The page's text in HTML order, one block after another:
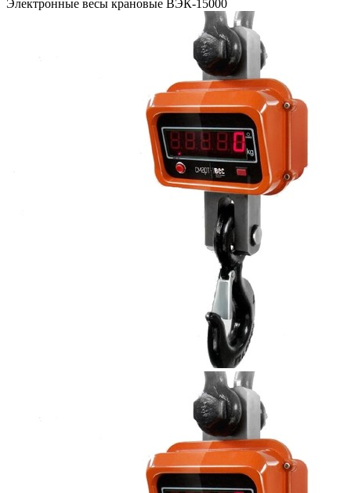
Электронные весы крановые ВЭК-15000